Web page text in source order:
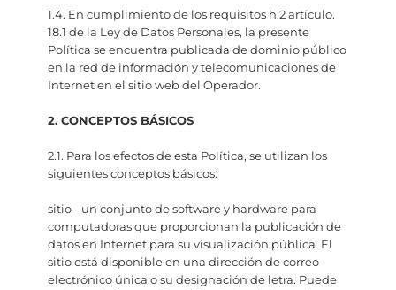
1.4. En cumplimiento de los requisitos h.2 artículo.
18.1 de la Ley de Datos Personales, la presente
Política se encuentra publicada de dominio público
en la red de información y telecomunicaciones de
Internet en el sitio web del Operador.
2. CONCEPTOS BÁSICOS
2.1. Para los efectos de esta Política, se utilizan los
siguientes conceptos básicos:
sitio - un conjunto de software y hardware para
computadoras que proporcionan la publicación de
datos en Internet para su visualización pública. El
sitio está disponible en una dirección de correo
electrónico única o su designación de letra. Puede